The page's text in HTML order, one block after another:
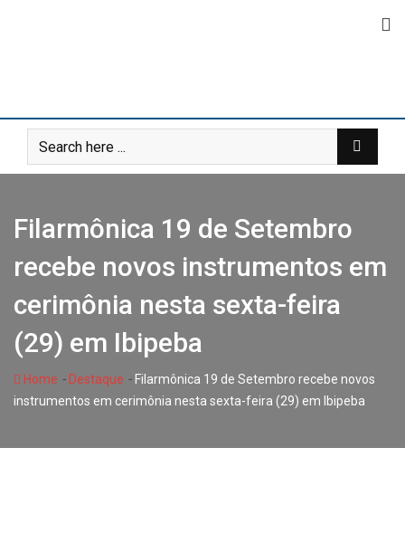
Filarmônica 19 de Setembro
recebe novos instrumentos em
cerimônia nesta sexta-feira
(29) em Ibipeba
Home - Destaque - Filarmônica 19 de Setembro recebe novos
instrumentos em cerimônia nesta sexta-feira (29) em Ibipeba